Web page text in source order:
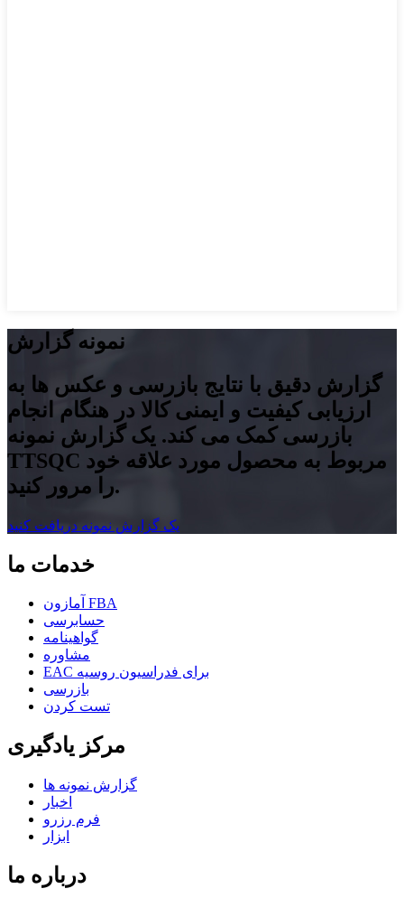
نمونه گزارش
گزارش دقیق با نتایج بازرسی و عکس ها به
ارزیابی کیفیت و ایمنی کالا در هنگام انجام
بازرسی کمک می کند. یک گزارش نمونه
TTSQC مربوط به محصول مورد علاقه خود
را مرور کنید.
یک گزارش نمونه دریافت کنید
خدمات ما
آمازون FBA
حسابرسی
گواهینامه
مشاوره
EAC برای فدراسیون روسیه
بازرسی
تست کردن
مرکز یادگیری
گزارش نمونه ها
اخبار
فرم رزرو
ابزار
درباره ما